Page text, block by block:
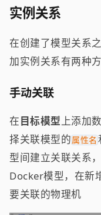
实例关系
在创建了模型关系
加实例关系有两种
手动关联
在目标模型 上添加
择关联模型的属性名
型间建立关联关系
Docker模型，在新
要关联的物理机